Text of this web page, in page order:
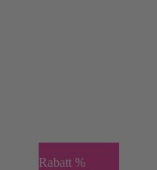
Rabatt %